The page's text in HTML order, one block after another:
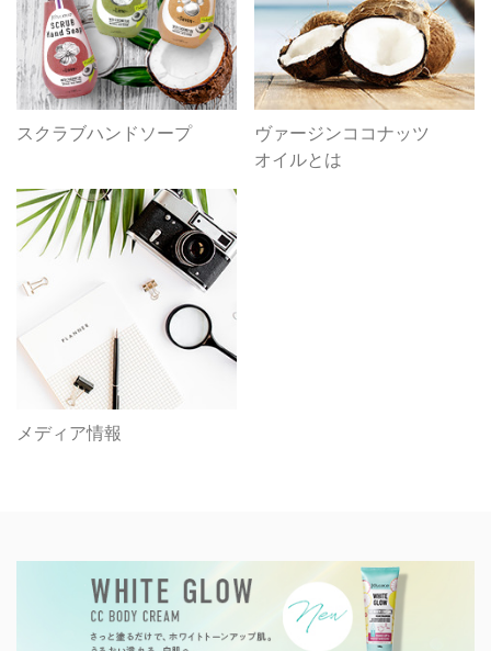
スクラブハンドソープ
ヴァージンココナッツ
オイルとは
メディア情報